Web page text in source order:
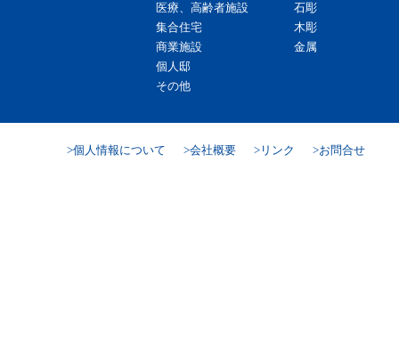
医療、高齢者施設
集合住宅
商業施設
個人邸
その他
石彫
木彫
金属
個人情報について 会社概要 リンク お問合せ